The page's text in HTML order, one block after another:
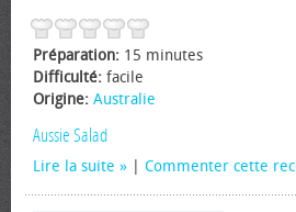
Préparation: 15 minutes
Difficulté: facile
Origine: Australie
Aussie Salad
Lire la suite Commenter cette